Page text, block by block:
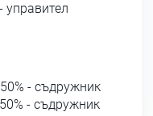
- управител
50% - съдружник
50% - съдружник